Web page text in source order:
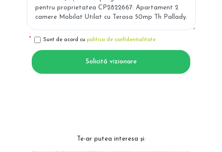
Sunt de acord cu politica de confidențialitate
Solicită vizionare
Te-ar putea interesa și: